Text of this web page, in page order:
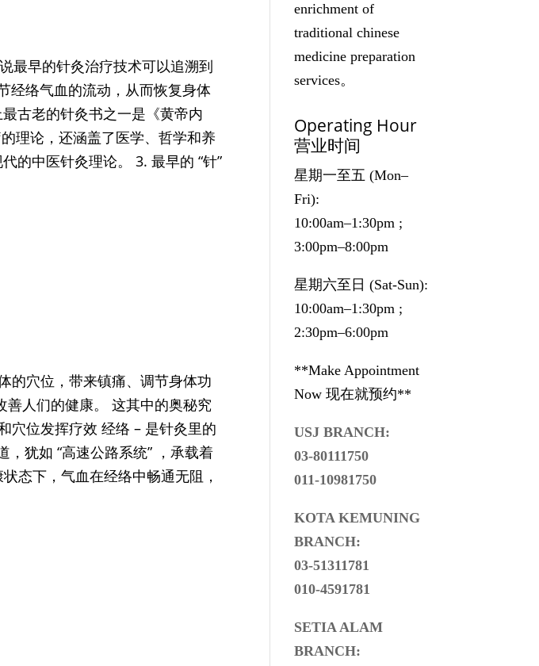
最早的针灸治疗技术可以追溯到
经络气血的流动，从而恢复身体
古老的针灸书之一是《黄帝内
理论，还涵盖了医学、哲学和养
的中医针灸理论。 3. 最早的 “针”
的穴位，带来镇痛、调节身体功
人们的健康。 这其中的奥秘究
穴位发挥疗效 经络 – 是针灸里的
，犹如 “高速公路系统” ，承载着
态下，气血在经络中畅通无阻，
enrichment of
traditional chinese
medicine preparation
services。
Operating Hour
营业时间
星期一至五 (Mon–
Fri):
10:00am–1:30pm ;
3:00pm–8:00pm
星期六至日 (Sat-Sun):
10:00am–1:30pm ;
2:30pm–6:00pm
**Make Appointment
Now 现在就预约**
USJ BRANCH:
03-80111750
011-10981750
KOTA KEMUNING
BRANCH:
03-51311781
010-4591781
SETIA ALAM
BRANCH: